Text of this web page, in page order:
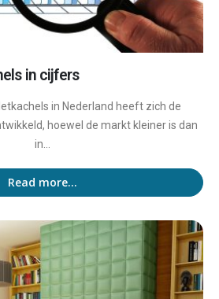
in cijfers
in Nederland heeft zich de
hoewel de markt kleiner is dan
in...
Read more...